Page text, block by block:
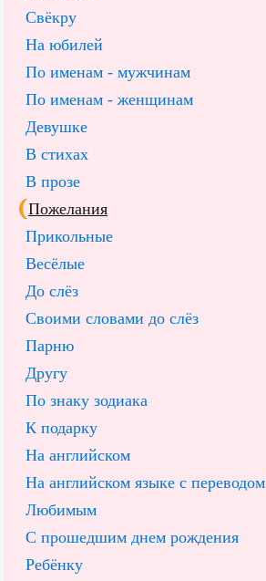
Свёкру
На юбилей
По именам - мужчинам
По именам - женщинам
Девушке
В стихах
В прозе
Пожелания
Прикольные
Весёлые
До слёз
Своими словами до слёз
Парню
Другу
По знаку зодиака
К подарку
На английском
На английском языке с переводом
Любимым
С прошедшим днем рождения
Ребёнку